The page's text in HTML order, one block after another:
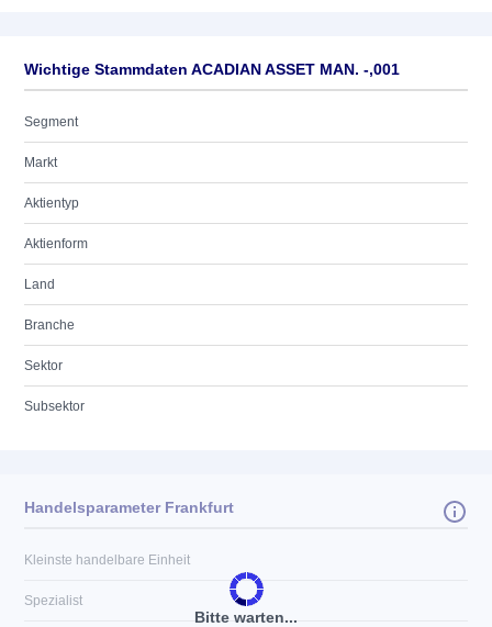
Wichtige Stammdaten ACADIAN ASSET MAN. -,001
Segment
Markt
Aktientyp
Aktienform
Land
Branche
Sektor
Subsektor
Bitte warten...
Handelsparameter Frankfurt
Kleinste handelbare Einheit
Spezialist